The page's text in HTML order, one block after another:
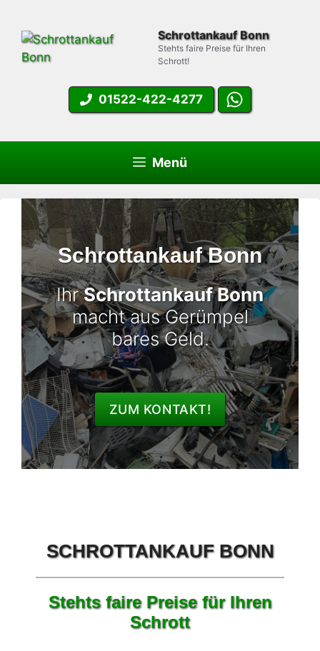
springen
Schrottankauf Bonn
Stehts faire Preise für Ihren
Schrott!
01522-422-4277
Menü
Schrottankauf Bonn
IhrSchrottankauf Bonn
macht aus Gerümpel
bares Geld.
ZUM KONTAKT!
SCHROTTANKAUF BONN
Stehts faire Preise für Ihren
Schrott